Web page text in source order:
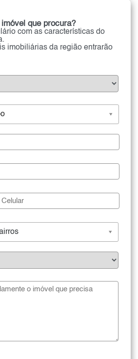
que procura?
com as características do
imobiliárias da região entrarão